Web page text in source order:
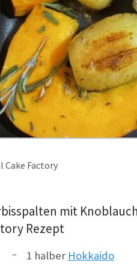
Cake Factory
mit
Rezept
1 halber Hokkaido